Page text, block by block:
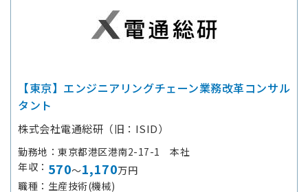
【東京】エンジニアリングチェーン業務改革コンサル
タント
株式会社電通総研（旧：ISID）
勤務地
東京都港区港南2-17-1 本社
年収
570～1,170万円
職種
生産技術(機械)